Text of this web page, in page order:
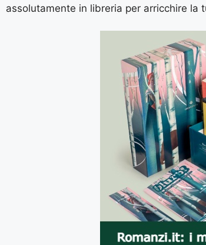
assolutamente in libreria per arricchire la